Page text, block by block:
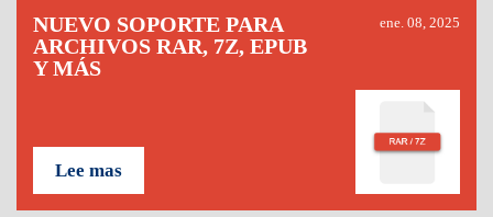
NUEVO SOPORTE PARA
ARCHIVOS RAR, 7Z, EPUB
Y MÁS
ene. 08, 2025
Lee mas